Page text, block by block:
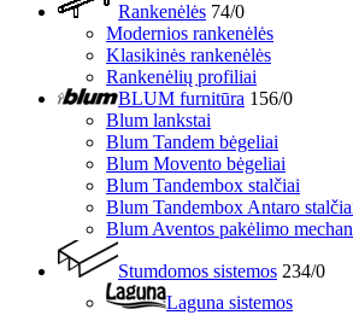
Rankenėlės 74/0
Modernios rankenėlės
Klasikinės rankenėlės
Rankenėlių profiliai
BLUM furnitūra 156/0
Blum lankstai
Blum Tandem bėgeliai
Blum Movento bėgeliai
Blum Tandembox stalčiai
Blum Tandembox Antaro
Blum Aventos pakėlimo
Stumdomos sistemos 234/0
Laguna sistemos